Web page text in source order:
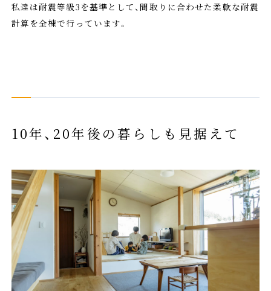
私達は耐震等級3を基準として、間取りに合わせた柔軟な耐震
計算を全棟で行っています。
10年、20年後の暮らしも見据えて